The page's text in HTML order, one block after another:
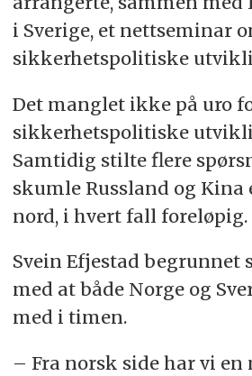
i Sverige, et nettseminar
sikkerhetspolitiske
Det manglet ikke på uro
sikkerhetspolitiske
Samtidig stilte flere
skumle Russland og Kina
nord, i hvert fall foreløpig.
Svein Efjestad begrunnet
med at både Norge og
med i timen.
– Fra norsk side har vi